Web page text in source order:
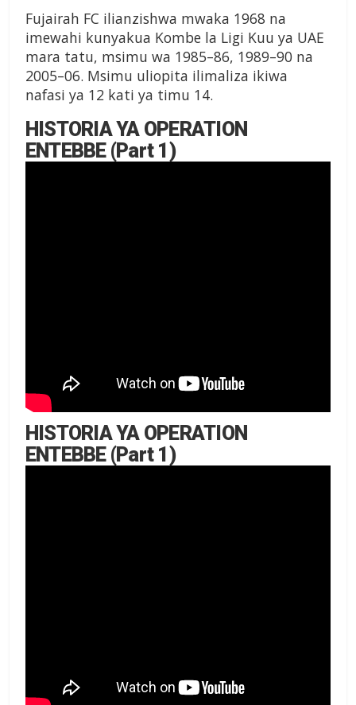
Fujairah FC ilianzishwa mwaka 1968 na
imewahi kunyakua Kombe la Ligi Kuu ya UAE
mara tatu, msimu wa 1985–86, 1989–90 na
2005–06. Msimu uliopita ilimaliza ikiwa
nafasi ya 12 kati ya timu 14.
HISTORIA YA OPERATION
ENTEBBE (Part 1)
HISTORIA YA OPERATION
ENTEBBE (Part 1)